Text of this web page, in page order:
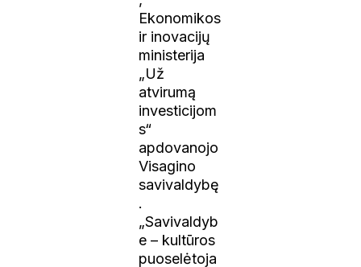
Ekonomikos
ir inovacijų
ministerija
„Už
atvirumą
investicijom
s“
apdovanojo
Visagino
savivaldybę
.
„Savivaldyb
e – kultūros
puoselėtoja